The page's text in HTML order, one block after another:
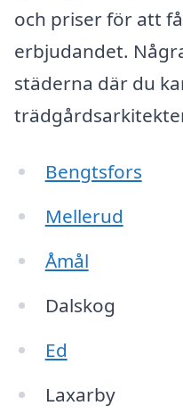
och priser för att
erbjudandet.
städerna där du
Bengtsfors
Mellerud
Åmål
Dalskog
Ed
Laxarby